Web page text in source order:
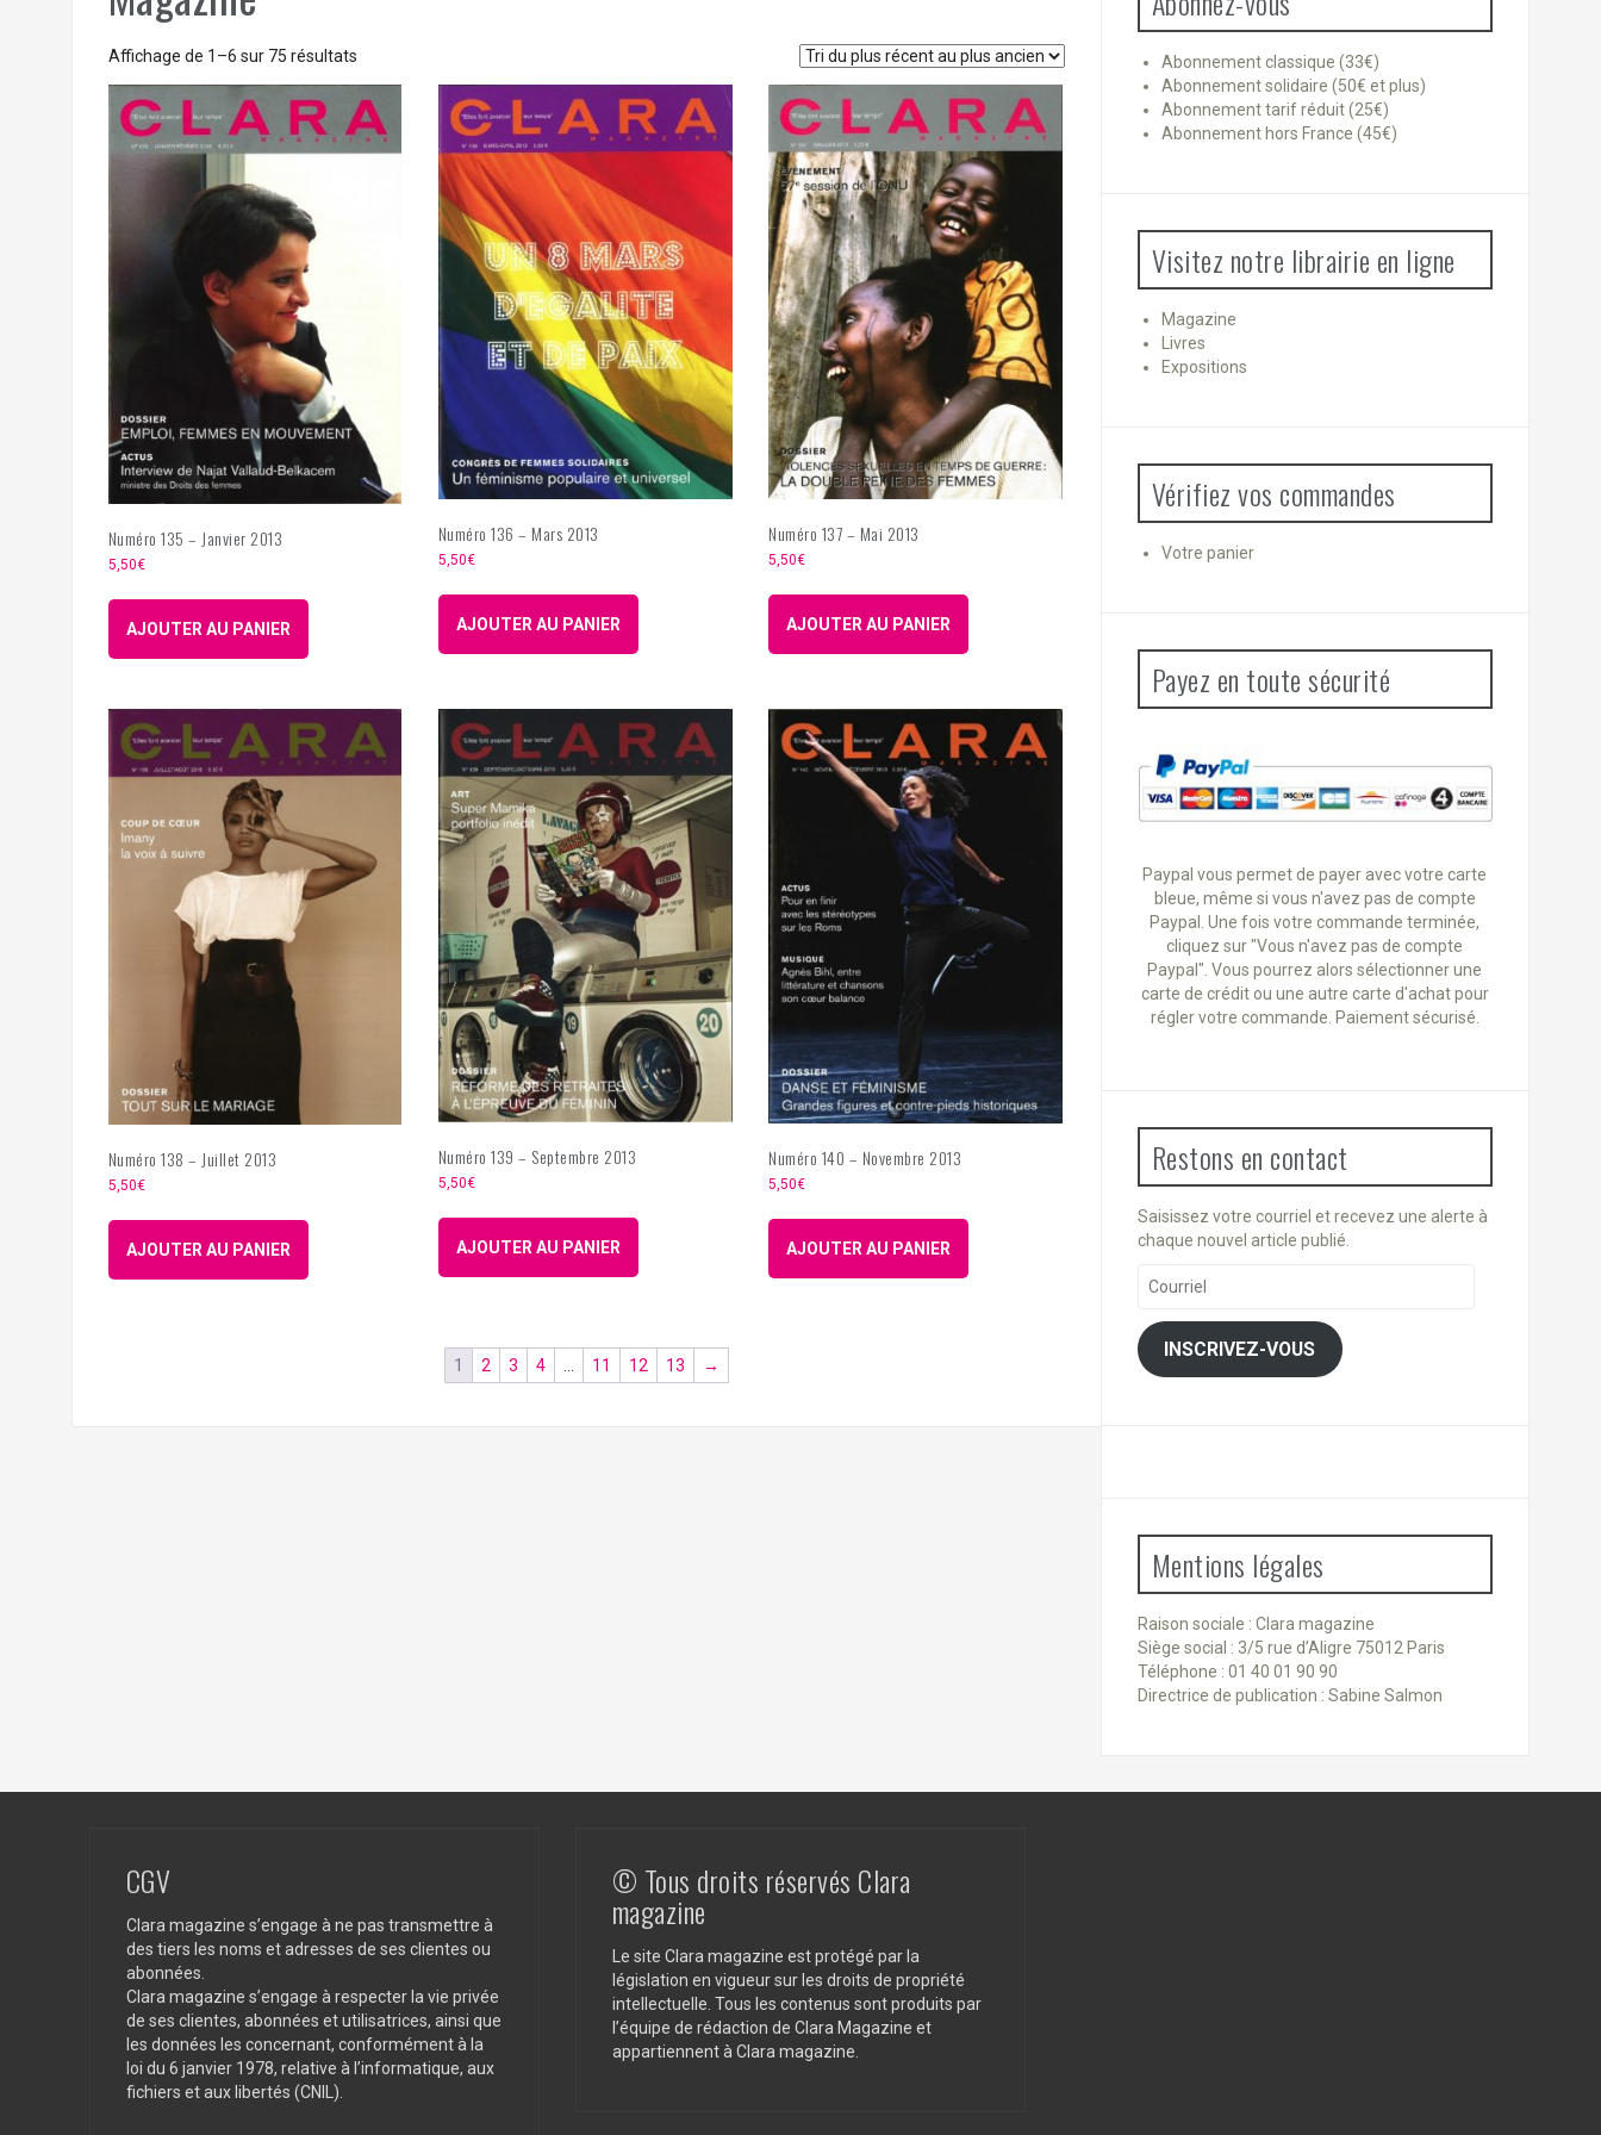
Affichage de 1–6 sur 75 résultatsTrié
plus
récent
au
Numéro 135 – Janvier 2013
5,50€
AJOUTER AU PANIER
Numéro 136 – Mars 2013
5,50€
AJOUTER AU PANIER
Numéro 137 – Mai 2013
5,50€
AJOUTER AU PANIER
Numéro 138 – Juillet 2013
5,50€
AJOUTER AU PANIER
Numéro 139 – Septembre 2013
5,50€
AJOUTER AU PANIER
Numéro 140 – Novembre 2013
5,50€
AJOUTER AU PANIER
1 2 3 4 11 12 13 →
Abonnement classique (33€)
Abonnement solidaire (50€ et plus)
Abonnement tarif réduit (25€)
Abonnement hors France (45€)
Visitez notre librairie en ligne
Magazine
Livres
Expositions
Vérifiez vos commandes
Votre panier
Payez en toute sécurité
Paypal vous permet de payer avec votre carte
bleue, même si vous n'avez pas de compte
Paypal. Une fois votre commande terminée,
cliquez sur "Vous n'avez pas de compte
Paypal". Vous pourrez alors sélectionner une
carte de crédit ou une autre carte d'achat pour
régler votre commande. Paiement sécurisé.
Restons en contact
Saisissez votre courriel et recevez une alerte à
chaque nouvel article publié.
Courriel
INSCRIVEZ-VOUS
Mentions légales
Raison sociale : Clara magazine
Siège social : 3/5 rue d’Aligre 75012 Paris
Téléphone : 01 40 01 90 90
Directrice de publication : Sabine Salmon
CGV
Clara magazine s’engage à ne pas transmettre à
des tiers les noms et adresses de ses clientes ou
abonnées.
Clara magazine s’engage à respecter la vie privée
de ses clientes, abonnées et utilisatrices, ainsi que
les données les concernant, conformément à la
loi du 6 janvier 1978, relative à l’informatique, aux
fichiers et aux libertés (CNIL).
© Tous droits réservés Clara
magazine
Le site Clara magazine est protégé par la
législation en vigueur sur les droits de propriété
intellectuelle. Tous les contenus sont produits par
l’équipe de rédaction de Clara Magazine et
appartiennent à Clara magazine.